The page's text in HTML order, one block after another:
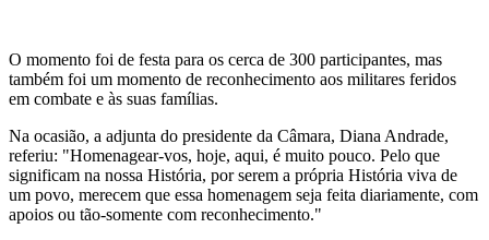
O momento foi de festa para os cerca de 300 participantes, mas
também foi um momento de reconhecimento aos militares feridos
em combate e às suas famílias.
Na ocasião, a adjunta do presidente da Câmara, Diana Andrade,
referiu: "Homenagear-vos, hoje, aqui, é muito pouco. Pelo que
significam na nossa História, por serem a própria História viva de
um povo, merecem que essa homenagem seja feita diariamente, com
apoios ou tão-somente com reconhecimento."